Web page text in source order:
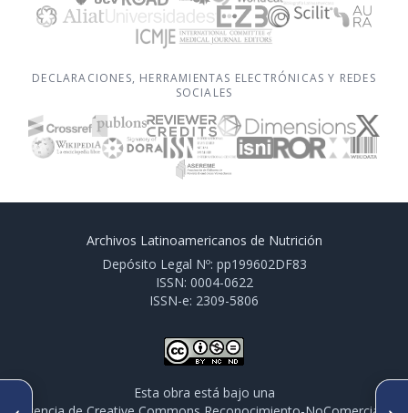
ARTÍCULO ANTERIOR SIGUIENTE ARTÍCULO
DECLARACIONES, HERRAMIENTAS ELECTRÓNICAS Y REDES
SOCIALES
Archivos Latinoamericanos de Nutrición
Depósito Legal Nº: pp199602DF83
ISSN: 0004-0622
ISSN-e: 2309-5806
Esta obra está bajo una